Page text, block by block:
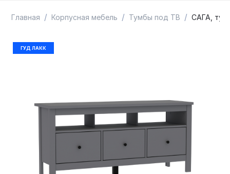
Главная / Корпусная мебель / Тумбы под ТВ / САГА,
ГУД ЛАКК